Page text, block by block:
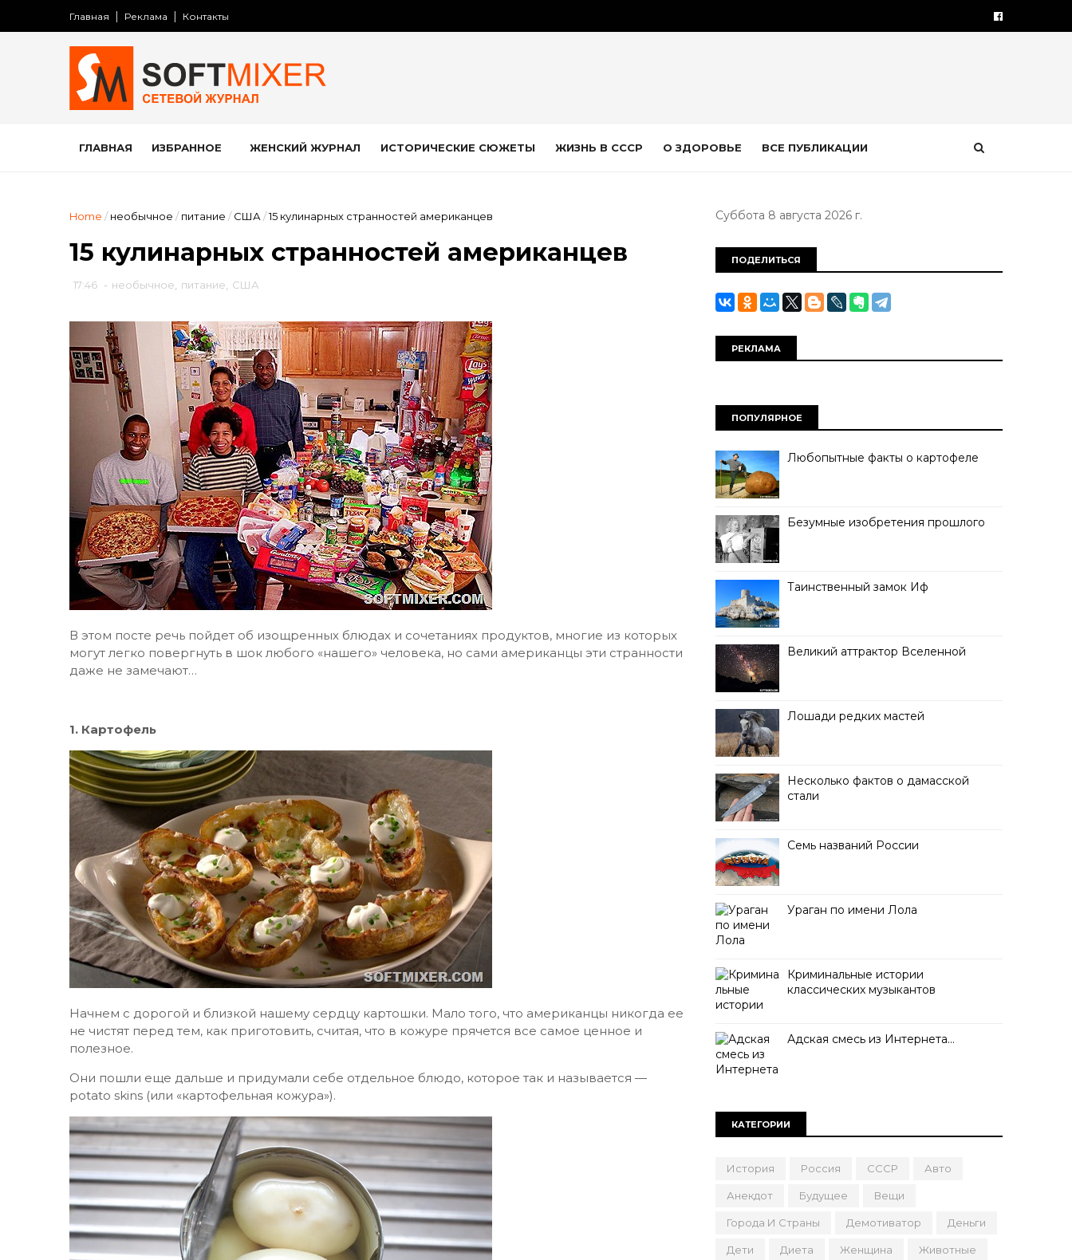
Главная Реклама Контакты
ГЛАВНАЯ ИЗБРАННОЕ ЖЕНСКИЙ ЖУРНАЛ ИСТОРИЧЕСКИЕ СЮЖЕТЫ ЖИЗНЬ В СССР О ЗДОРОВЬЕ ВСЕ ПУБЛИКАЦИИ
Home / необычное / питание / США /15 кулинарных странностей американцев
15 кулинарных странностей американцев
17:46 - необычное питание США
В этом посте речь пойдет об изощренных блюдах и сочетаниях продуктов, многие из которых
могут легко повергнуть в шок любого «нашего» человека, но сами американцы эти странности
даже не замечают…
1. Картофель
Начнем с дорогой и близкой нашему сердцу картошки. Мало того, что американцы никогда ее
не чистят перед тем, как приготовить, считая, что в кожуре прячется все самое ценное и
полезное.
Они пошли еще дальше и придумали себе отдельное блюдо, которое так и называется —
potato skins (или «картофельная кожура»).
Суббота 8 августа 2026 г.
ПОДЕЛИТЬСЯ
РЕКЛАМА
ПОПУЛЯРНОЕ
Любопытные факты о картофеле
Безумные изобретения прошлого
Таинственный замок Иф
Великий аттрактор Вселенной
Лошади редких мастей
Несколько фактов о дамасской
стали
Семь названий России
Ураган по имени Лола
Криминальные истории
классических музыкантов
Адская смесь из Интернета…
КАТЕГОРИИ
История Россия СССР Авто
Анекдот Будущее Вещи
Города И Страны Демотиватор Деньги
Дети Диета Женщина Животные